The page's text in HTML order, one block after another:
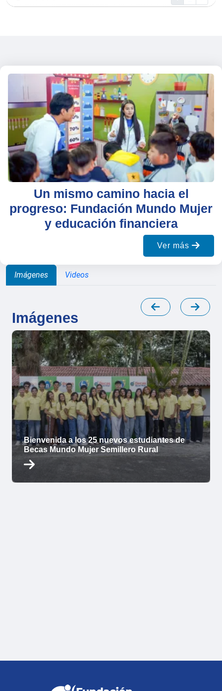
Un mismo camino hacia el
progreso: Fundación Mundo Mujer
y educación financiera
Ver más
Imágenes Videos
Imágenes
Bienvenida a los 25 nuevos estudiantes de
Becas Mundo Mujer Semillero Rural